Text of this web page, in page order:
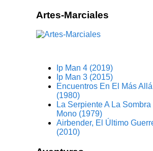
Artes-Marciales
Ip Man 4 (2019)
Ip Man 3 (2015)
Encuentros En El Más Allá
(1980)
La Serpiente A La Sombra
Mono (1979)
Airbender, El Último
(2010)